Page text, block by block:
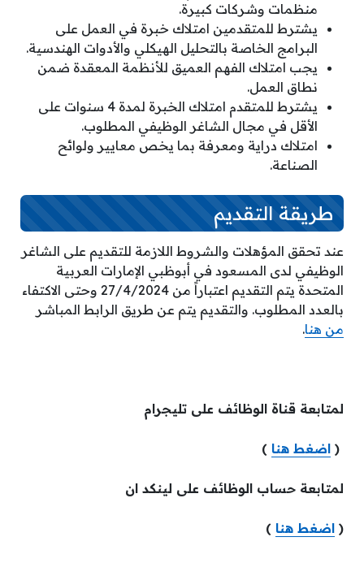
منظمات وشركات كبيرة.
يشترط للمتقدمين امتلاك خبرة في العمل على
البرامج الخاصة بالتحليل الهيكلي والأدوات الهندسية.
يجب امتلاك الفهم العميق للأنظمة المعقدة ضمن
نطاق العمل.
يشترط للمتقدم امتلاك الخبرة لمدة 4 سنوات على
الأقل في مجال الشاغر الوظيفي المطلوب.
امتلاك دراية ومعرفة بما يخص معايير ولوائح
الصناعة.
طريقة التقديم
عند تحقق المؤهلات والشروط اللازمة للتقديم على الشاغر
الوظيفي لدى المسعود في أبوظبي الإمارات العربية
المتحدة يتم التقديم اعتباراً من 27/4/2024 وحتى الاكتفاء
بالعدد المطلوب. والتقديم يتم عن طريق الرابط المباشر
من هنا.
لمتابعة قناة الوظائف على تليجرام
( اضغط هنا )
لمتابعة حساب الوظائف على لينكد ان
( اضغط هنا )